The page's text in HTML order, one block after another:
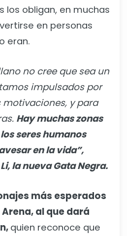
los obligan, en muchas
en personas
eran.
no cree que sea un
impulsados por
y para
Hay muchas zonas
seres humanos
en la vida”,
la nueva Gata Negra.
más esperados
al que dará
quien reconoce que